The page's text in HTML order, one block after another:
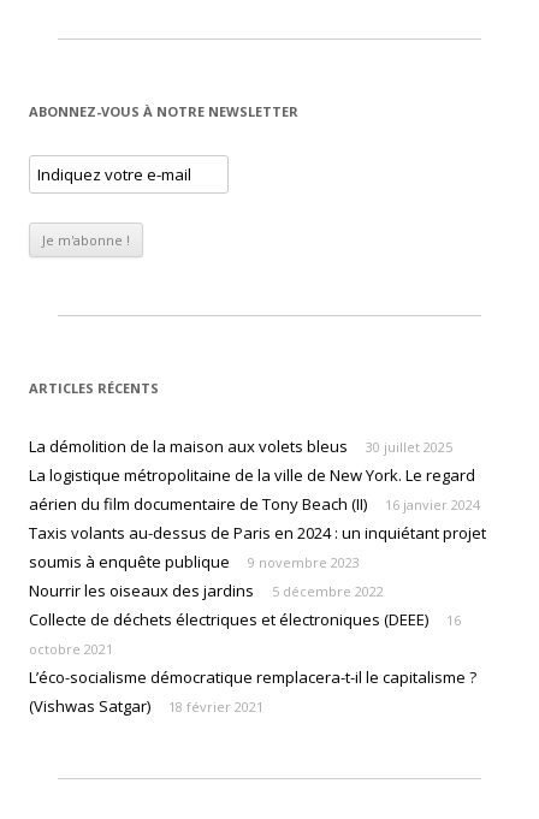
ABONNEZ-VOUS À NOTRE NEWSLETTER
ARTICLES RÉCENTS
La démolition de la maison aux volets bleus 30 juillet 2025
La logistique métropolitaine de la ville de New York. Le regard
aérien du film documentaire de Tony Beach (II)
16 janvier 2024
Taxis volants au-dessus de Paris en 2024 : un inquiétant projet
soumis à enquête publique
9 novembre 2023
Nourrir les oiseaux des jardins 5 décembre 2022
Collecte de déchets électriques et électroniques (DEEE)
16
octobre 2021
L’éco-socialisme démocratique remplacera-t-il le capitalisme ?
(Vishwas Satgar)
18 février 2021